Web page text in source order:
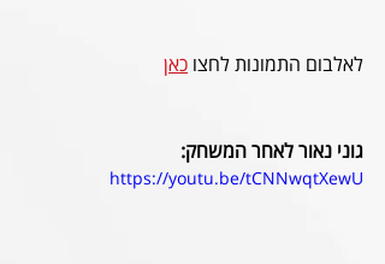
לאלבום התמונות לחצו כאן
גוני נאור לאחר המשחק:
https://youtu.be/tCNNwqtXewU